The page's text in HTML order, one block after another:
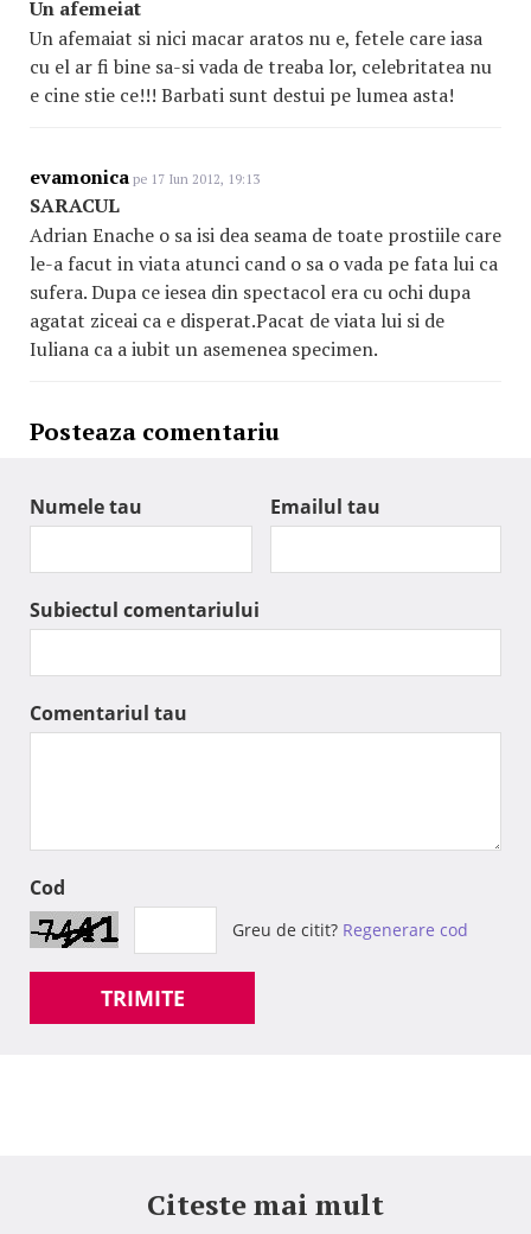
Un afemeiat
Un afemaiat si nici macar aratos nu e, fetele care iasa
cu el ar fi bine sa-si vada de treaba lor, celebritatea nu
e cine stie ce!!! Barbati sunt destui pe lumea asta!
evamonica pe 17 Iun 2012, 19:13
SARACUL
Adrian Enache o sa isi dea seama de toate prostiile care
le-a facut in viata atunci cand o sa o vada pe fata lui ca
sufera. Dupa ce iesea din spectacol era cu ochi dupa
agatat ziceai ca e disperat.Pacat de viata lui si de
Iuliana ca a iubit un asemenea specimen.
Posteaza comentariu
Numele tau Emailul tau
Subiectul comentariului
Comentariul tau
Cod
Greu de citit? Regenerare cod
TRIMITE
Citeste mai mult